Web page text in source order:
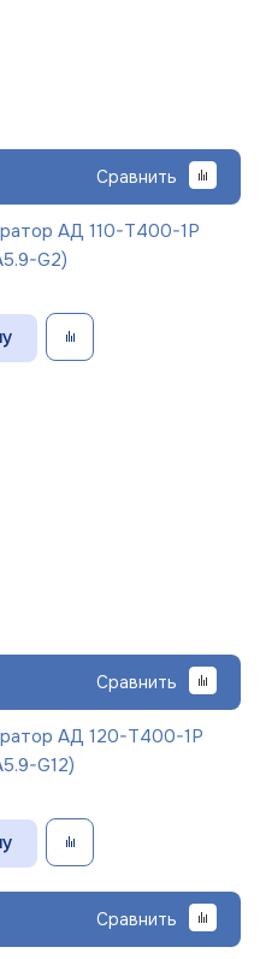
Сравнить
АД 110-Т400-1Р
G2)
Сравнить
АД 120-Т400-1Р
G12)
Сравнить